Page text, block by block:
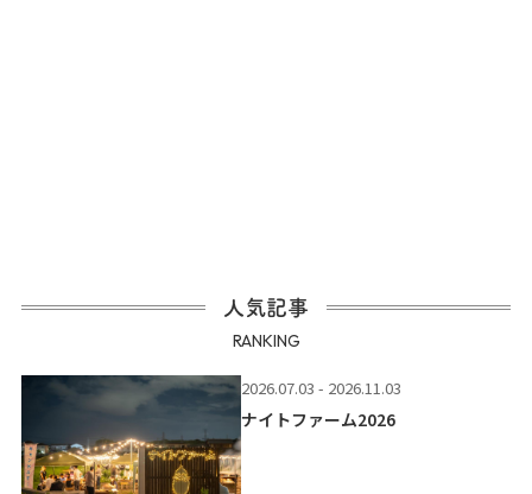
人気記事
RANKING
2026.07.03 - 2026.11.03
ナイトファーム2026